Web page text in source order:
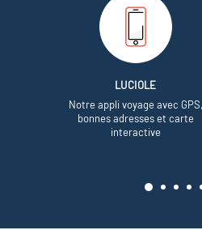
LUCIOLE
Notre appli voyage avec GPS,
bonnes adresses et carte
interactive